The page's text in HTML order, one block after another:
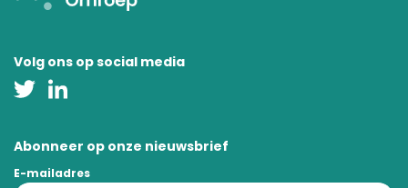
Volg ons op social media
Abonneer op onze nieuwsbrief
E-mailadres